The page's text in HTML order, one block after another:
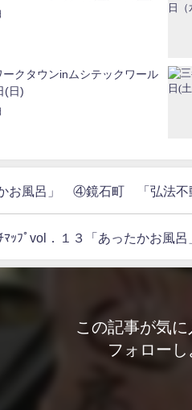
ークタウンinムシテックワール
(日)
かお風呂」 ④鏡石町 「弘法不
ﾏｯﾌﾟvol．１３「あったかお
この記事が気に
フォローし